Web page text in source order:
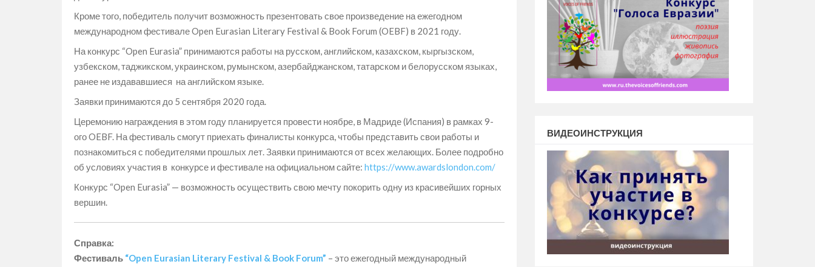
Кроме того, победитель получит возможность презентовать свое произведение на ежегодном
международном фестивале Open Eurasian Literary Festival & Book Forum (OEBF) в 2021 году.
На конкурс “Open Eurasia” принимаются работы на русском, английском, казахском, кыргызском,
узбекском, таджикском, украинском, румынском, азербайджанском, татарском и белорусском языках,
ранее не издававшиеся на английском языке.
Заявки принимаются до 5 сентября 2020 года.
Церемонию награждения в этом году планируется провести ноябре, в Мадриде (Испания) в рамках 9-
ого OEBF. На фестиваль смогут приехать финалисты конкурса, чтобы представить свои работы и
познакомиться с победителями прошлых лет. Заявки принимаются от всех желающих. Более подробно
об условиях участия в конкурсе и фестивале на официальном сайте: https://www.awardslondon.com/
Конкурс “Open Eurasia” — возможность осуществить свою мечту покорить одну из красивейших горных
вершин.
Справка:
Фестиваль “Open Eurasian Literary Festival & Book Forum” – это ежегодный международный
ВИДЕОИНСТРУКЦИЯ